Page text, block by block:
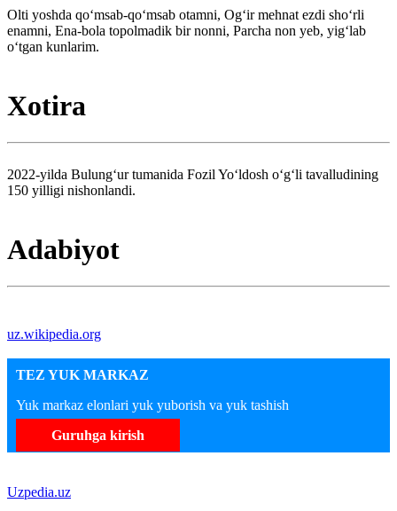
Olti yoshda qoʻmsab-qo‘msab otamni, Ogʻir mehnat ezdi shoʻrli
enamni, Ena-bola topolmadik bir nonni, Parcha non yeb, yigʻlab
oʻtgan kunlarim.
Xotira
2022-yilda Bulungʻur tumanida Fozil Yoʻldosh oʻgʻli tavalludining
150 yilligi nishonlandi.
Adabiyot
uz.wikipedia.org
TEZ YUK MARKAZ
Yuk markaz elonlari yuk yuborish va yuk tashish
Guruhga kirish
Uzpedia.uz